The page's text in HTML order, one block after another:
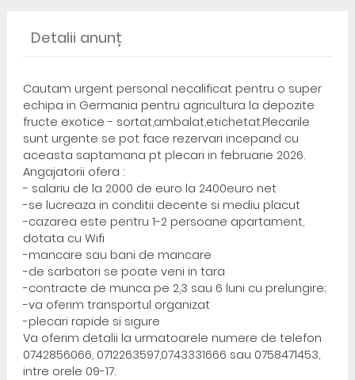
Detalii anunț
Cautam urgent personal necalificat pentru o super
echipa in Germania pentru agricultura la depozite
fructe exotice - sortat,ambalat,etichetat.Plecarile
sunt urgente se pot face rezervari incepand cu
aceasta saptamana pt plecari in februarie 2026.
Angajatorii ofera :
- salariu de la 2000 de euro la 2400euro net
-se lucreaza in conditii decente si mediu placut
-cazarea este pentru 1-2 persoane apartament,
dotata cu Wifi
-mancare sau bani de mancare
-de sarbatori se poate veni in tara
-contracte de munca pe 2,3 sau 6 luni cu prelungire;
-va oferim transportul organizat
-plecari rapide si sigure
Va oferim detalii la urmatoarele numere de telefon
0742856066, 0712263597,0743331666 sau 0758471453,
intre orele 09-17.